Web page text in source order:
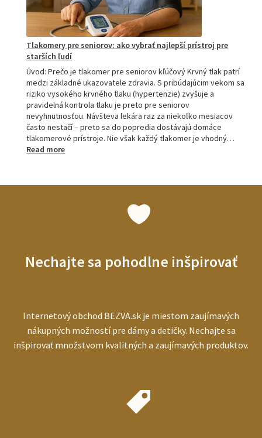
Tlakomery pre seniorov: ako vybrať najlepší prístroj pre
starších ľudí
Úvod: Prečo je tlakomer pre seniorov kľúčový Krvný tlak patrí
medzi základné ukazovatele zdravia. S pribúdajúcim vekom sa
riziko vysokého krvného tlaku (hypertenzie) zvyšuje a
pravidelná kontrola tlaku je preto pre seniorov
nevyhnutnosťou. Návšteva lekára raz za niekoľko mesiacov
často nestačí – preto sa do popredia dostávajú domáce
tlakomerové prístroje. Nie však každý tlakomer je vhodný…
Read more:
ľudí
Nechajte sa pohodlne inšpirovať
Internetový obchod BEZVA.sk je miestom zaujímavých
nákupných možností pre dámy a detičky. Nechajte sa
inšpirovať množstvom kvalitných a zaujímavých produktov.